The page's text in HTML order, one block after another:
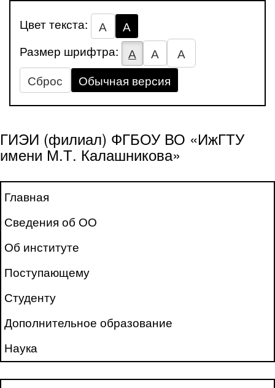
Цвет текста: А
А
Размер шрифтра:
А А
А
Сброс
Обычная версия
ГИЭИ (филиал) ФГБОУ ВО «ИжГТУ
имени М.Т. Калашникова»
Главная
Сведения об ОО
Об институте
Поступающему
Студенту
Дополнительное образование
Наука